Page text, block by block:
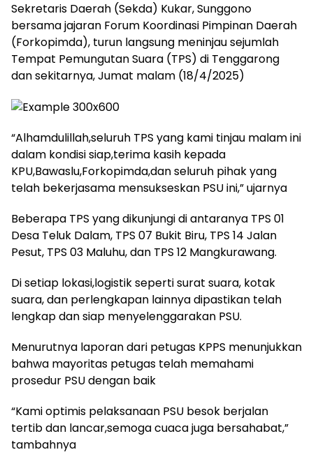
Sekretaris Daerah (Sekda) Kukar, Sunggono
bersama jajaran Forum Koordinasi Pimpinan Daerah
(Forkopimda), turun langsung meninjau sejumlah
Tempat Pemungutan Suara (TPS) di Tenggarong
dan sekitarnya, Jumat malam (18/4/2025)
“Alhamdulillah,seluruh TPS yang kami tinjau malam ini
dalam kondisi siap,terima kasih kepada
KPU,Bawaslu,Forkopimda,dan seluruh pihak yang
telah bekerjasama mensukseskan PSU ini,” ujarnya
Beberapa TPS yang dikunjungi di antaranya TPS 01
Desa Teluk Dalam, TPS 07 Bukit Biru, TPS 14 Jalan
Pesut, TPS 03 Maluhu, dan TPS 12 Mangkurawang.
Di setiap lokasi,logistik seperti surat suara, kotak
suara, dan perlengkapan lainnya dipastikan telah
lengkap dan siap menyelenggarakan PSU.
Menurutnya laporan dari petugas KPPS menunjukkan
bahwa mayoritas petugas telah memahami
prosedur PSU dengan baik
“Kami optimis pelaksanaan PSU besok berjalan
tertib dan lancar,semoga cuaca juga bersahabat,”
tambahnya